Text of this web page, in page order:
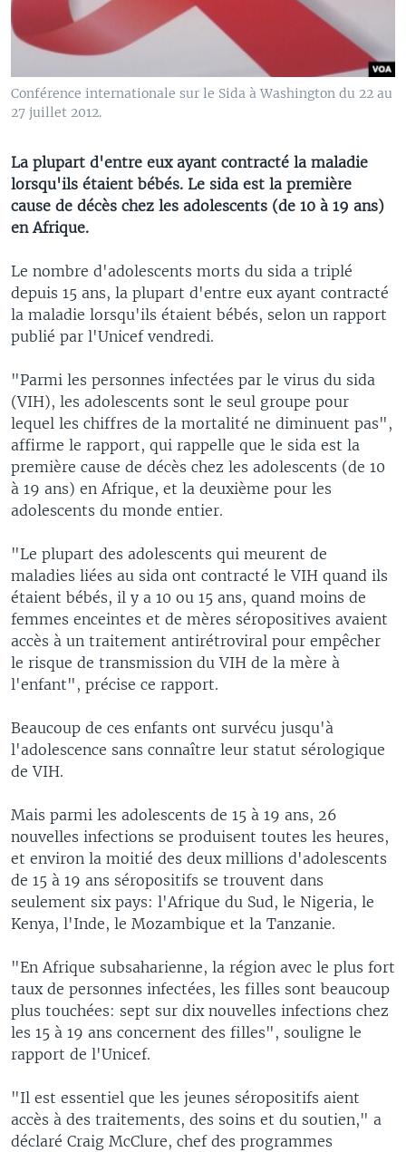
Conférence internationale sur le Sida à Washington du 22 au
27 juillet 2012.
La plupart d'entre eux ayant contracté la maladie
lorsqu'ils étaient bébés. Le sida est la première
cause de décès chez les adolescents (de 10 à 19 ans)
en Afrique.
Le nombre d'adolescents morts du sida a triplé
depuis 15 ans, la plupart d'entre eux ayant contracté
la maladie lorsqu'ils étaient bébés, selon un rapport
publié par l'Unicef vendredi.
"Parmi les personnes infectées par le virus du sida
(VIH), les adolescents sont le seul groupe pour
lequel les chiffres de la mortalité ne diminuent pas",
affirme le rapport, qui rappelle que le sida est la
première cause de décès chez les adolescents (de 10
à 19 ans) en Afrique, et la deuxième pour les
adolescents du monde entier.
"Le plupart des adolescents qui meurent de
maladies liées au sida ont contracté le VIH quand ils
étaient bébés, il y a 10 ou 15 ans, quand moins de
femmes enceintes et de mères séropositives avaient
accès à un traitement antirétroviral pour empêcher
le risque de transmission du VIH de la mère à
l'enfant", précise ce rapport.
Beaucoup de ces enfants ont survécu jusqu'à
l'adolescence sans connaître leur statut sérologique
de VIH.
Mais parmi les adolescents de 15 à 19 ans, 26
nouvelles infections se produisent toutes les heures,
et environ la moitié des deux millions d'adolescents
de 15 à 19 ans séropositifs se trouvent dans
seulement six pays: l'Afrique du Sud, le Nigeria, le
Kenya, l'Inde, le Mozambique et la Tanzanie.
"En Afrique subsaharienne, la région avec le plus fort
taux de personnes infectées, les filles sont beaucoup
plus touchées: sept sur dix nouvelles infections chez
les 15 à 19 ans concernent des filles", souligne le
rapport de l'Unicef.
"Il est essentiel que les jeunes séropositifs aient
accès à des traitements, des soins et du soutien," a
déclaré Craig McClure, chef des programmes